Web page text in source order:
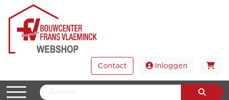
Contact Inloggen